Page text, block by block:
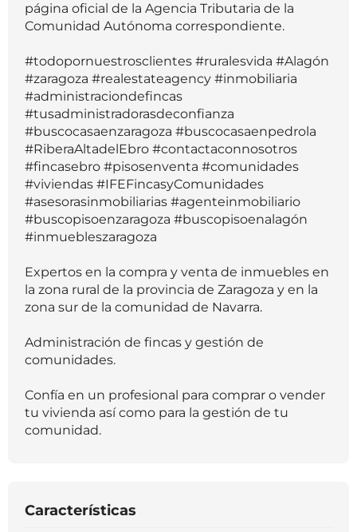
página oficial de la Agencia Tributaria de la
Comunidad Autónoma correspondiente.
#todopornuestrosclientes #ruralesvida #Alagón
#zaragoza #realestateagency #inmobiliaria
#administraciondefincas
#tusadministradorasdeconfianza
#buscocasaenzaragoza #buscocasaenpedrola
#RiberaAltadelEbro #contactaconnosotros
#fincasebro #pisosenventa #comunidades
#viviendas #IFEFincasyComunidades
#asesorasinmobiliarias #agenteinmobiliario
#buscopisoenzaragoza #buscopisoenalagón
#inmuebleszaragoza
Expertos en la compra y venta de inmuebles en
la zona rural de la provincia de Zaragoza y en la
zona sur de la comunidad de Navarra.
Administración de fincas y gestión de
comunidades.
Confía en un profesional para comprar o vender
tu vivienda así como para la gestión de tu
comunidad.
Características